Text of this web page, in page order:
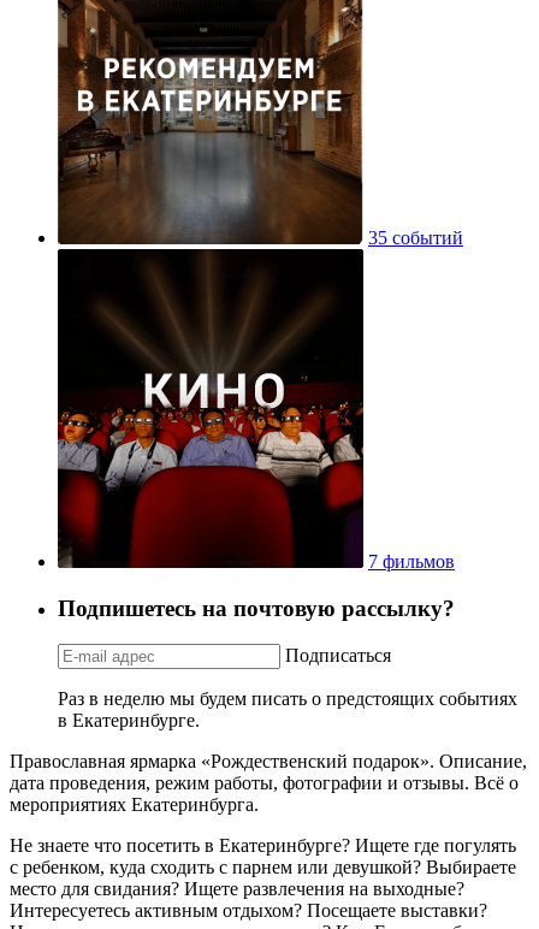
35 событий
7 фильмов
Подпишетесь на почтовую рассылку?
Подписаться
Раз в неделю мы будем писать о предстоящих событиях
в Екатеринбурге.
Православная ярмарка «Рождественский подарок». Описание,
дата проведения, режим работы, фотографии и отзывы. Всё о
мероприятиях Екатеринбурга.
Не знаете что посетить в Екатеринбурге? Ищете где погулять
с ребенком, куда сходить с парнем или девушкой? Выбираете
место для свидания? Ищете развлечения на выходные?
Интересуетесь активным отдыхом? Посещаете выставки?